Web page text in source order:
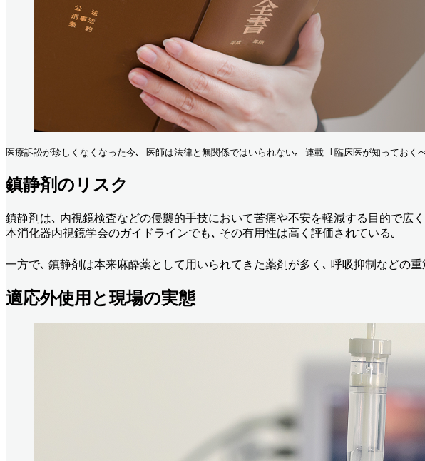
医療訴訟が珍しくなくなった今､ 医師は法律と無関係ではいられない｡ 連載 ｢臨床医が知ってお
鎮静剤のリスク
鎮静剤は､ 内視鏡検査などの侵襲的手技において苦痛や不安を軽減する目的で広
本消化器内視鏡学会のガイドラインでも､ その有用性は高く評価されている｡
一方で､ 鎮静剤は本来麻酔薬として用いられてきた薬剤が多く､ 呼吸抑制などの
適応外使用と現場の実態